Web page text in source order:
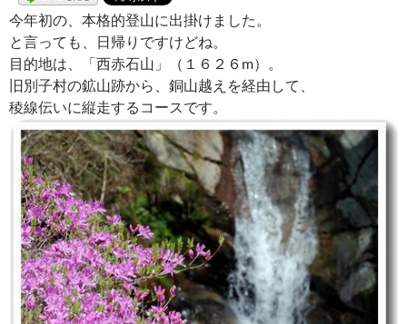
今年初の、本格的登山に出掛けました。
と言っても、日帰りですけどね。
目的地は、「西赤石山」（１６２６m）。
旧別子村の鉱山跡から、銅山越えを経由して、
稜線伝いに縦走するコースです。